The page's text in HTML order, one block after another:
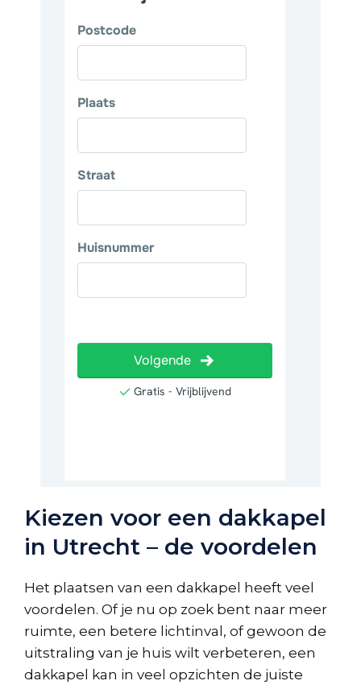
Kiezen voor een dakkapel
in Utrecht – de voordelen
Het plaatsen van een dakkapel heeft veel
voordelen. Of je nu op zoek bent naar meer
ruimte, een betere lichtinval, of gewoon de
uitstraling van je huis wilt verbeteren, een
dakkapel kan in veel opzichten de juiste